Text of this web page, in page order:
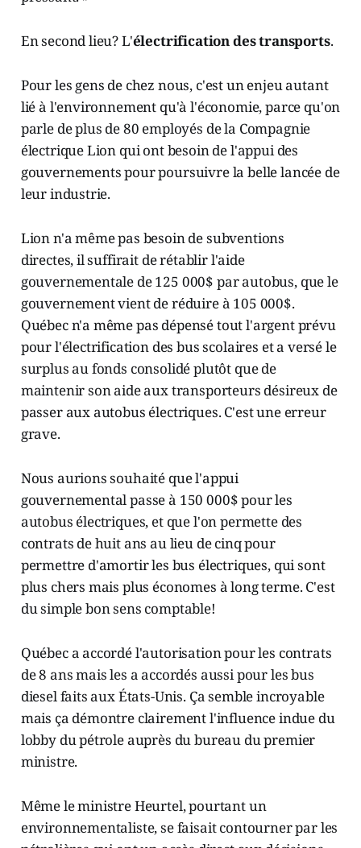
En second lieu? L'électrification des transports.
Pour les gens de chez nous, c'est un enjeu autant
lié à l'environnement qu'à l'économie, parce qu'on
parle de plus de 80 employés de la Compagnie
électrique Lion qui ont besoin de l'appui des
gouvernements pour poursuivre la belle lancée de
leur industrie.
Lion n'a même pas besoin de subventions
directes, il suffirait de rétablir l'aide
gouvernementale de 125 000$ par autobus, que le
gouvernement vient de réduire à 105 000$.
Québec n'a même pas dépensé tout l'argent prévu
pour l'électrification des bus scolaires et a versé le
surplus au fonds consolidé plutôt que de
maintenir son aide aux transporteurs désireux de
passer aux autobus électriques. C'est une erreur
grave.
Nous aurions souhaité que l'appui
gouvernemental passe à 150 000$ pour les
autobus électriques, et que l'on permette des
contrats de huit ans au lieu de cinq pour
permettre d'amortir les bus électriques, qui sont
plus chers mais plus économes à long terme. C'est
du simple bon sens comptable!
Québec a accordé l'autorisation pour les contrats
de 8 ans mais les a accordés aussi pour les bus
diesel faits aux États-Unis. Ça semble incroyable
mais ça démontre clairement l'influence indue du
lobby du pétrole auprès du bureau du premier
ministre.
Même le ministre Heurtel, pourtant un
environnementaliste, se faisait contourner par les